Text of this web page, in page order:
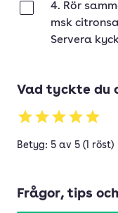
4. Rör
msk
Servera
Vad tyckte du
Betyg: 5 av 5 (1 röst)
Frågor, tips